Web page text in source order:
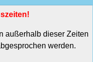
außerhalb dieser Zeiten
werden.